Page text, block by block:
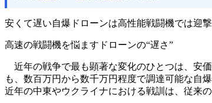
安くて遅い自爆ドローンは高性能戦闘機では迎
高速の戦闘機を悩ますドローンの“遅さ”
近年の戦争で最も顕著な変化のひとつは、安
も、数百万円から数千万円程度で調達可能な自
近年の中東やウクライナにおける戦訓は、従来